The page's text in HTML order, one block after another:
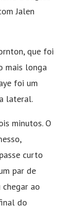
Jalen
que foi
mais longa
foi um
lateral.
minutos. O
curto
par de
ao
do